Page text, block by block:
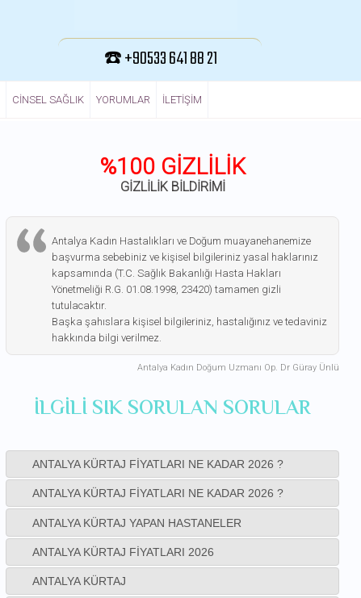
☎️ +90533 641 88 21
CINSEL SAĞLIK YORUMLAR ILETIŞIM
%100 GİZLİLİK
GİZLİLİK BİLDİRİMİ
Antalya Kadın Hastalıkları ve Doğum muayanehanemize
başvurma sebebiniz ve kişisel bilgileriniz yasal haklarınız
kapsamında (T.C. Sağlık Bakanlığı Hasta Hakları
Yönetmeliği R.G. 01.08.1998, 23420) tamamen gizli
tutulacaktır.
Başka şahıslara kişisel bilgileriniz, hastalığınız ve tedaviniz
hakkında bilgi verilmez.
Antalya Kadın Doğum Uzmanı Op. Dr Güray Ünlü
ILGILI SIK SORULAN SORULAR
ANTALYA KÜRTAJ FIYATLARI NE KADAR 2026 ?
ANTALYA KÜRTAJ FIYATLARI NE KADAR 2026 ?
ANTALYA KÜRTAJ YAPAN HASTANELER
ANTALYA KÜRTAJ FIYATLARI 2026
ANTALYA KÜRTAJ